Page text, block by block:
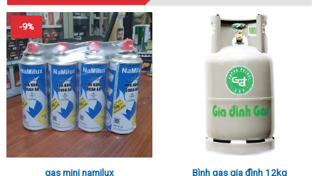
-9%
gas mini namilux Bình gas gia đình 12kg